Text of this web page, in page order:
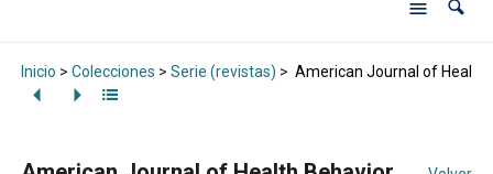
Inicio > Colecciones > Serie (revistas) > American Journal of Health